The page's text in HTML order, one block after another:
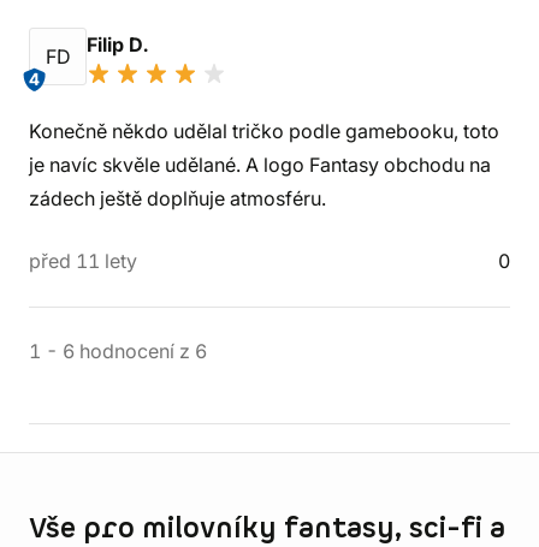
FD
4
Filip D.
Konečně někdo udělal tričko podle gamebooku, toto
je navíc skvěle udělané. A logo Fantasy obchodu na
zádech ještě doplňuje atmosféru.
před 11 lety 0
1 - 6 hodnocení z 6
Vše pro milovníky fantasy, sci-fi a